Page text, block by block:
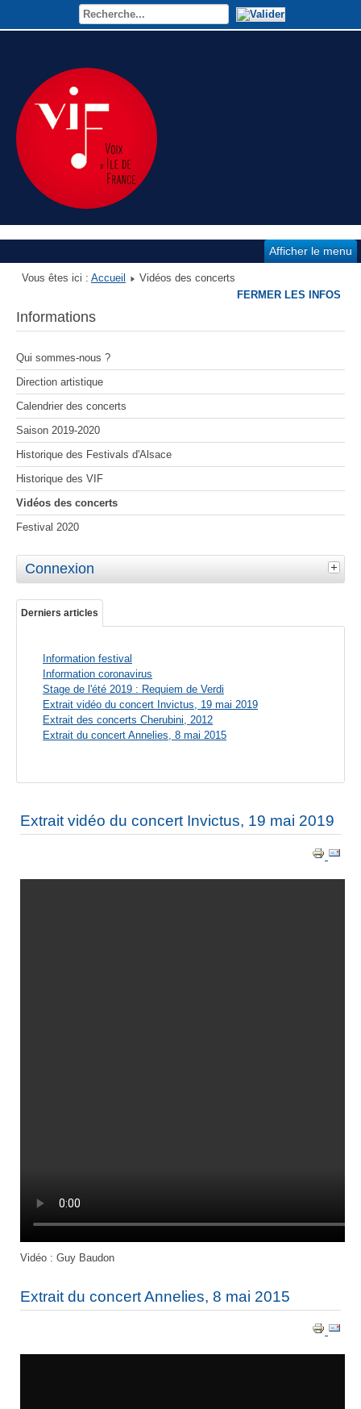
Afficher le menu
Vous êtes ici : Accueil Vidéos des concerts
Informations
Qui sommes-nous ?
Direction artistique
Calendrier des concerts
Saison 2019-2020
Historique des Festivals d'Alsace
Historique des VIF
Vidéos des concerts
Festival 2020
Connexion
Derniers articles
Information festival
Information coronavirus
Stage de l'été 2019 : Requiem de Verdi
Extrait vidéo du concert Invictus, 19 mai 2019
Extrait des concerts Cherubini, 2012
Extrait du concert Annelies, 8 mai 2015
Extrait vidéo du concert Invictus, 19 mai 2019
Vidéo : Guy Baudon
Extrait du concert Annelies, 8 mai 2015
FERMER LES INFOS